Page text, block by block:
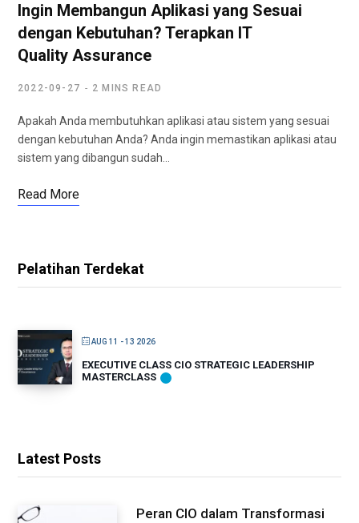
Ingin Membangun Aplikasi yang Sesuai
dengan Kebutuhan? Terapkan IT
Quality Assurance
2022-09-27 2 MINS READ
Apakah Anda membutuhkan aplikasi atau sistem yang sesuai
dengan kebutuhan Anda? Anda ingin memastikan aplikasi atau
sistem yang dibangun sudah…
Read More
Pelatihan Terdekat
AUG 11 - 13 2026
EXECUTIVE CLASS CIO STRATEGIC LEADERSHIP
MASTERCLASS
Latest Posts
Peran CIO dalam Transformasi